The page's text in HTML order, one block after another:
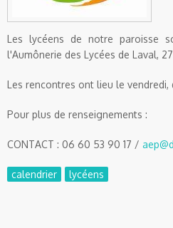
Les lycéens de notre paroisse
l'Aumônerie des Lycées de Laval,
Les rencontres ont lieu le vendredi,
Pour plus de renseignements :
CONTACT : 06 60 53 90 17 /
calendrier lycéens